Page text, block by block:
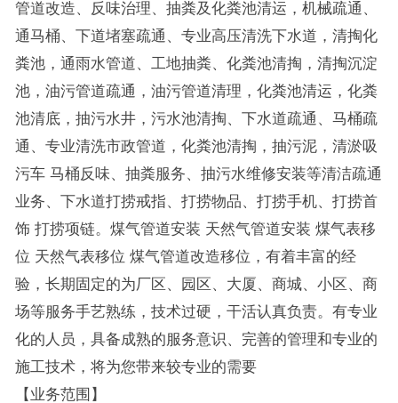
管道改造、反味治理、抽粪及化粪池清运，机械疏通、
通马桶、下道堵塞疏通、专业高压清洗下水道，清掏化
粪池，通雨水管道、工地抽粪、化粪池清掏，清掏沉淀
池，油污管道疏通，油污管道清理，化粪池清运，化粪
池清底，抽污水井，污水池清掏、下水道疏通、马桶疏
通、专业清洗市政管道，化粪池清掏，抽污泥，清淤吸
污车 马桶反味、抽粪服务、抽污水维修安装等清洁疏通
业务、下水道打捞戒指、打捞物品、打捞手机、打捞首
饰 打捞项链。煤气管道安装 天然气管道安装 煤气表移
位 天然气表移位 煤气管道改造移位，有着丰富的经
验，长期固定的为厂区、园区、大厦、商城、小区、商
场等服务手艺熟练，技术过硬，干活认真负责。有专业
化的人员，具备成熟的服务意识、完善的管理和专业的
施工技术，将为您带来较专业的需要
【业务范围】